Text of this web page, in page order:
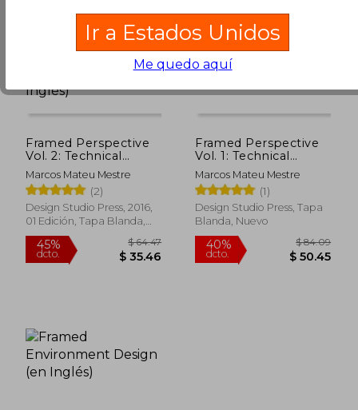
45% $ 70.36 45%
Framed Perspective
Vol. 2: Technical
Drawing for Shadows,
Volume, and
Characters (en Inglés)
Marcos Mateu Mestre
(2)
Design Studio Press, 2016,
01 Edición, Tapa Blanda,
Nuevo
Framed Perspective
Vol. 1: Technical
Drawing for Visual
Storytelling (en
Inglés)
Marcos Mateu Mestre
(1)
Design Studio Press, Tapa
Blanda, Nuevo
Ir a Estados Unidos
Me quedo aquí